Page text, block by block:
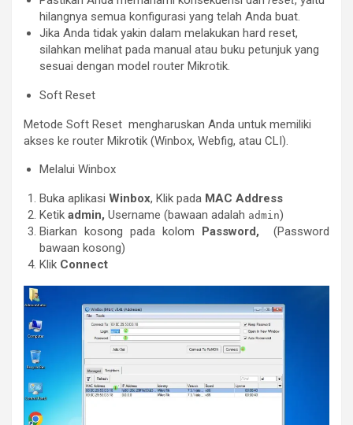
hilangnya semua konfigurasi yang telah Anda buat.
Jika Anda tidak yakin dalam melakukan hard reset,
silahkan melihat pada manual atau buku petunjuk yang
sesuai dengan model router Mikrotik.
Soft Reset
Metode Soft Reset mengharuskan Anda untuk memiliki
akses ke router Mikrotik (Winbox, Webfig, atau CLI).
Melalui Winbox
Buka aplikasi Winbox, Klik pada MAC Address
Ketik admin, Username (bawaan adalah admin)
Biarkan kosong pada kolom Password, (Password
bawaan kosong)
Klik Connect